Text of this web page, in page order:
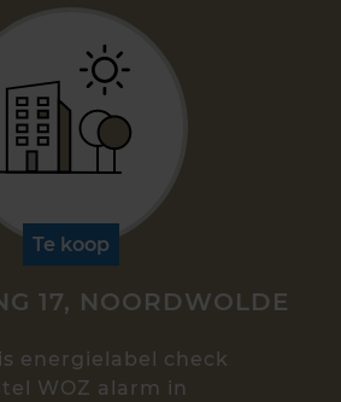
Te koop
17, NOORDWOLDE
energielabel check
WOZ alarm in